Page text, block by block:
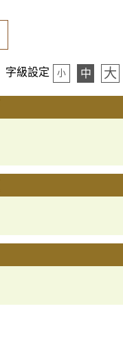
字級設定 小 中 大